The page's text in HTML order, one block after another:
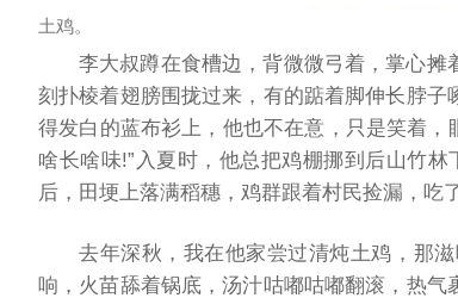
土鸡。
李大叔蹲在食槽边，背微微弓着，掌心
刻扑棱着翅膀围拢过来，有的踮着脚伸长脖
得发白的蓝布衫上，他也不在意，只是笑着
啥长啥味!”入夏时，他总把鸡棚挪到后山竹
后，田埂上落满稻穗，鸡群跟着村民捡漏，吃
去年深秋，我在他家尝过清炖土鸡，那
响，火苗舔着锅底，汤汁咕嘟咕嘟翻滚，热